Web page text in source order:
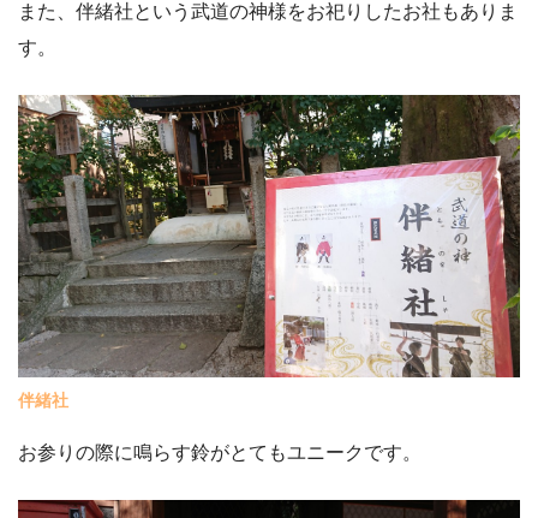
また、伴緒社という武道の神様をお祀りしたお社もありま
す。
伴緒社
お参りの際に鳴らす鈴がとてもユニークです。